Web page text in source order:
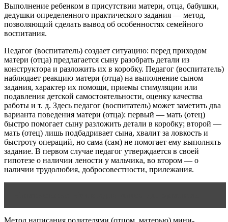
Выполнение ребенком в присутствии матери, отца, бабушки,
дедушки определенного практического задания — метод,
позволяющий сделать вывод об особенностях семейного
воспитания.
Педагог (воспитатель) создает ситуацию: перед приходом
матери (отца) предлагается сыну разобрать детали из
конструктора и разложить их в коробку. Педагог (воспитатель)
наблюдает реакцию матери (отца) на выполнение сыном
задания, характер их помощи, приемы стимуляции или
подавления детской самостоятельности, оценку качества
работы и т. д. Здесь педагог (воспитатель) может заметить два
варианта поведения матери (отца): первый — мать (отец)
быстро помогает сыну разложить детали в коробку; второй —
мать (отец) лишь подбадривает сына, хвалит за ловкость и
быстроту операций, но сама (сам) не помогает ему выполнять
задание. В первом случае педагог утверждается в своей
гипотезе о наличии лености у мальчика, во втором — о
наличии трудолюбия, добросовестности, прилежания.
Метод написания родителями (отцом, матерью) мини-